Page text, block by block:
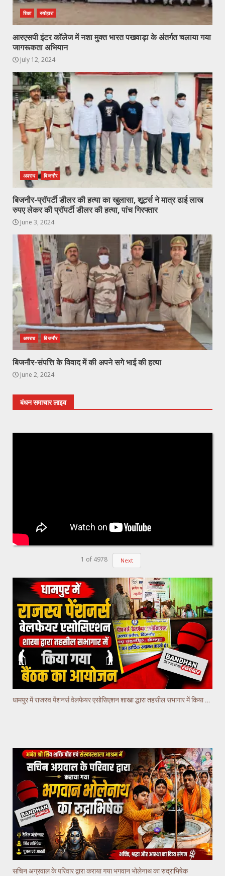
शिक्षा स्योहारा
आरएसपी इंटर कॉलेज में नशा मुक्त भारत पखवाड़ा के अंतर्गत चलाया गया
जागरूकता अभियान
July 12, 2024
अपराध बिजनौर
बिजनौर-प्रॉपर्टी डीलर की हत्या का खुलासा, शूटर्स ने मात्र ढाई लाख
रुपए लेकर की प्रॉपर्टी डीलर की हत्या, पांच गिरफ्तार
June 3, 2024
अपराध बिजनौर
बिजनौर-संपत्ति के विवाद में की अपने सगे भाई की हत्या
June 2, 2024
बंधन समाचार लाइव
1 of 4978 Next
धामपुर में राजस्व पेंशनर्स वेलफेयर एसोसिएशन शाखा द्धारा तहसील सभागार में किया गया वैठक का आयोजन
सचिन अग्रवाल के परिवार द्वारा कराया गया भगवान भोलेनाथ का रुद्राभिषेक